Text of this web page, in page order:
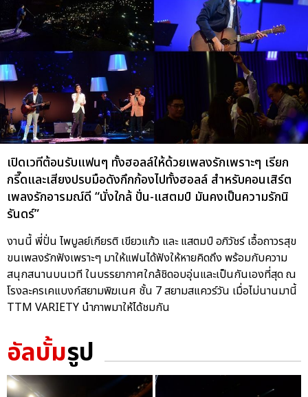
เปิดเวทีต้อนรับแฟนๆ ทั้งฮอลล์ให้ด้วยเพลงรักเพราะๆ เรียก
กรี๊ดและเสียงปรบมือดังกึกก้องไปทั้งฮอลล์ สำหรับคอนเสิร์ต
เพลงรักอารมณ์ดี “นั่งใกล้ ปั่น-แสตมป์ มันคงเป็นความรักนิ
รันดร์”
งานนี้ พี่ปั่น ไพบูลย์เกียรติ เขียวแก้ว และ แสตมป์ อภิวัชร์ เอื้อถาวรสุข
ขนเพลงรักฟังเพราะๆ มาให้แฟนได้ฟังให้หายคิดถึง พร้อมกับความ
สนุกสนานบนเวที ในบรรยากาศใกล้ชิดอบอุ่นและเป็นกันเองที่สุด ณ
โรงละครเคแบงก์สยามพิฆเนศ ชั้น 7 สยามสแควร์วัน เมื่อไม่นานมานี้
TTM VARIETY นำภาพมาให้ได้ชมกัน
อัลบั้มรูป